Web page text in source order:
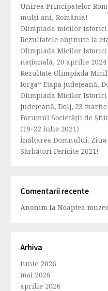
Unirea Principatelor
mulți ani, România!
Olimpiada micilor istorici
Rezultatele obținute la
Olimpiada Micilor Istorici
națională, 20 aprilie 2024
Rezultate Olimpiada
Iorga“ Etapa județeană,
Olimpiada Micilor Istorici
județeană, Dolj, 23 martie
Forumul Societăţii de
(19-22 iulie 2021)
Înălțarea Domnului. Ziua
Sărbători Fericite 2021!
Comentarii recente
Anonim laNoaptea
Arhiva
iunie 2026
mai 2026
aprilie 2026